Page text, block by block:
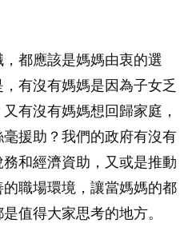
都應該是媽媽由衷的選
有沒有媽媽是因為子女乏
有沒有媽媽想回歸家庭，
援助？我們的政府有沒有
和經濟資助，又或是推動
職場環境，讓當媽媽的都
值得大家思考的地方。